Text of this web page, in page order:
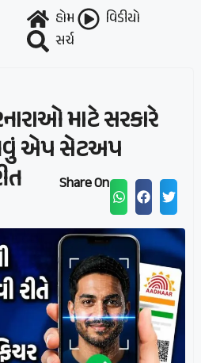
હોમ
વિડીયો
સર્ચ
માટે સરકારે
એપ સેટઅપ
Share On :